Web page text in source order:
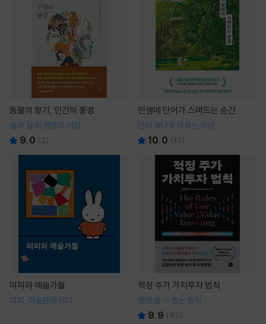
동물의 향기, 인간의 풍경
숲과 길 위 생명의 여정
9.0 ( 2)
인생에 단어가 스며드는 순간
단어 하나로 바뀌는 세상
10.0 (17)
미피와 예술가들
미피, 미술관에 가다
적정 주가 가치투자 법칙
평생 쓸 수 있는 원칙
9.9 (42)